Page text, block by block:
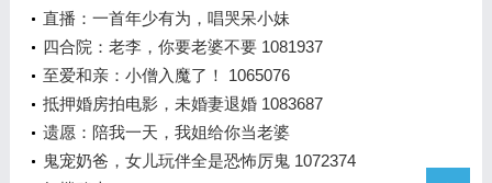
直播：一首年少有为，唱哭呆小妹
四合院：老李，你要老婆不要 1081937
至爱和亲：小僧入魔了！ 1065076
抵押婚房拍电影，未婚妻退婚 1083687
遗愿：陪我一天，我姐给你当老婆
鬼宠奶爸，女儿玩伴全是恐怖厉鬼 1072374